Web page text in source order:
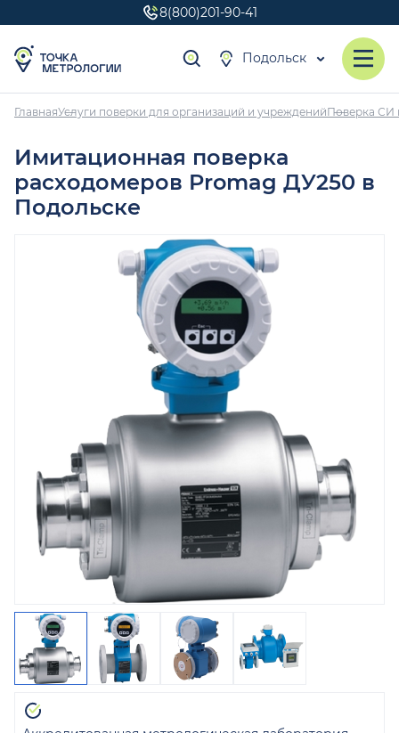
8(800)201-90-41
Подольск
ГлавнаяУслуги поверки для организаций и учрежденийПоверка СИ
Имитационная поверка
расходомеров Promag ДУ250 в
Подольске